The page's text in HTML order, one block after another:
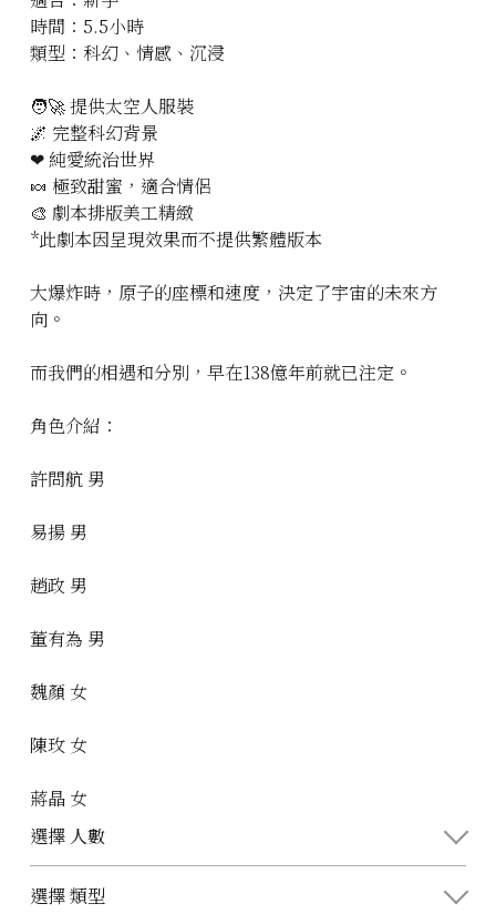
立即預約
時間：5.5小時
類型：科幻、情感、沉浸
🧑‍🚀 提供太空人服裝
🌌 完整科幻背景
❤‍ 純愛統治世界
🍬 極致甜蜜，適合情侶
🎨 劇本排版美工精緻
*此劇本因呈現效果而不提供繁體版本
大爆炸時，原子的座標和速度，決定了宇宙的未來方
向。
而我們的相遇和分別，早在138億年前就已注定。
角色介紹：
​許問航 男
易揚 男
趙政 男
董有為 男
魏顏 女
陳玫 女
蔣晶 女
選擇 人數
選擇 類型